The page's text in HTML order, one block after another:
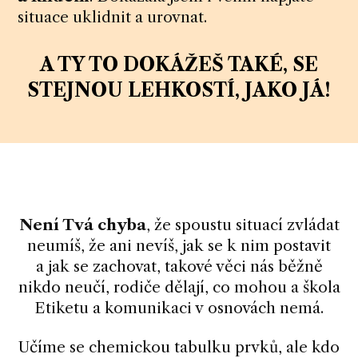
situace uklidnit a urovnat.
A TY TO DOKÁŽEŠ TAKÉ, SE
STEJNOU LEHKOSTÍ, JAKO JÁ!
Není Tvá chyba, že spoustu situací zvládat
neumíš, že ani nevíš, jak se k nim postavit
a jak se zachovat, takové věci nás běžně
nikdo neučí, rodiče dělají, co mohou a škola
Etiketu a komunikaci v osnovách nemá.
Učíme se chemickou tabulku prvků, ale kdo